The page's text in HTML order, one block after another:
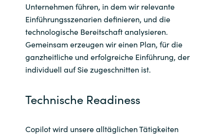
Unternehmen führen, in dem wir relevante
Einführungsszenarien definieren, und die
technologische Bereitschaft analysieren.
Gemeinsam erzeugen wir einen Plan, für die
ganzheitliche und erfolgreiche Einführung, der
individuell auf Sie zugeschnitten ist.
Technische Readiness
Copilot wird unsere alltäglichen Tätigkeiten